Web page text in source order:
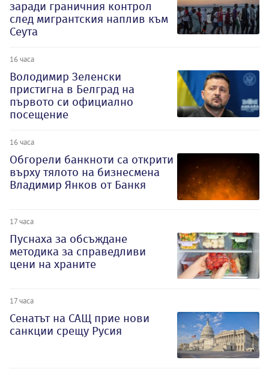
заради граничния контрол
след мигрантския наплив към
Сеута
16 часа
Володимир Зеленски
пристигна в Белград на
първото си официално
посещение
16 часа
Обгорели банкноти са открити
върху тялото на бизнесмена
Владимир Янков от Банкя
17 часа
Пуснаха за обсъждане
методика за справедливи
цени на храните
17 часа
Сенатът на САЩ прие нови
санкции срещу Русия